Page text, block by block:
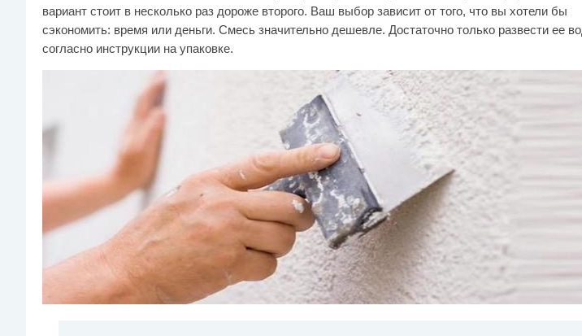
вариант стоит в несколько раз дороже второго. Ваш выбор зависит от того, что вы хотели бы
сэкономить: время или деньги. Смесь значительно дешевле. Достаточно только развести ее
согласно инструкции на упаковке.